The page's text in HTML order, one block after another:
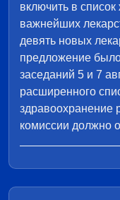
включить в
важнейших
девять новых
предложение
заседаний 5 и 7
расширенного
здравоохранение
комиссии должно